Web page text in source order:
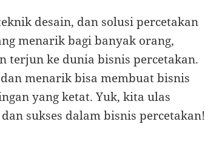
desain, dan solusi percetakan
menarik bagi banyak orang,
terjun ke dunia bisnis percetakan.
menarik bisa membuat bisnis
yang ketat. Yuk, kita ulas
sukses dalam bisnis percetakan!